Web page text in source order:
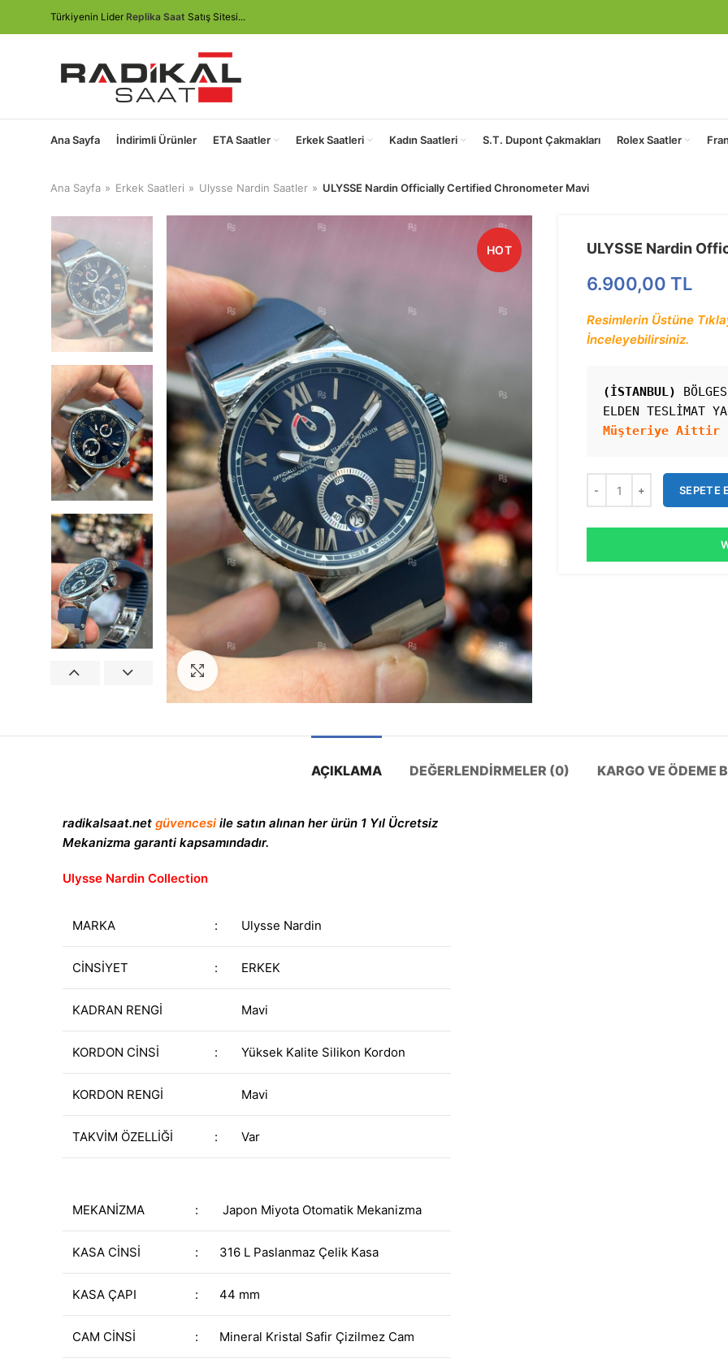
Türkiyenin Lider Replika Saat Satış Sitesi...
Ana Sayfa İndirimli Ürünler ETA Saatler Erkek Saatleri Kadın Saatleri S.T. Dupont Çakmakları Rolex Saatler
Ana Sayfa Erkek Saatleri Ulysse Nardin Saatler ULYSSE Nardin Officially Certified Chronometer Mavi
HOT ULYSSE Nardin
6.900,00 TL
Resimlerin Üstüne
İnceleyebilirsiniz.
(İSTANBUL)
ELDEN TESLİMAT
Müşteriye Aittir
SEPETE
AÇIKLAMA DEĞERLENDIRMELER (0) KARGO VE ÖDEME
radikalsaat.net güvencesi ile satın alınan her ürün 1 Yıl Ücretsiz
Mekanizma garanti kapsamındadır.
Ulysse Nardin Collection
MARKA : Ulysse Nardin
CİNSİYET : ERKEK
KADRAN RENGİ Mavi
KORDON CİNSİ : Yüksek Kalite Silikon Kordon
KORDON RENGİ Mavi
TAKVİM ÖZELLİĞİ : Var
MEKANİZMA : Japon Miyota Otomatik Mekanizma
KASA CİNSİ : 316 L Paslanmaz Çelik Kasa
KASA ÇAPI : 44 mm
CAM CİNSİ : Mineral Kristal Safir Çizilmez Cam